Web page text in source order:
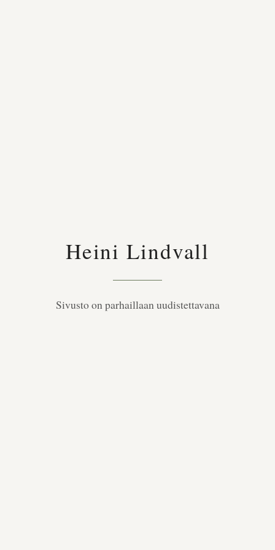
Heini Lindvall
Sivusto on parhaillaan uudistettavana